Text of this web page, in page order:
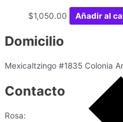
$1,050.00 Añadir al
Domicilio
Mexicaltzingo #1835 Colonia
Contacto
Rosa: